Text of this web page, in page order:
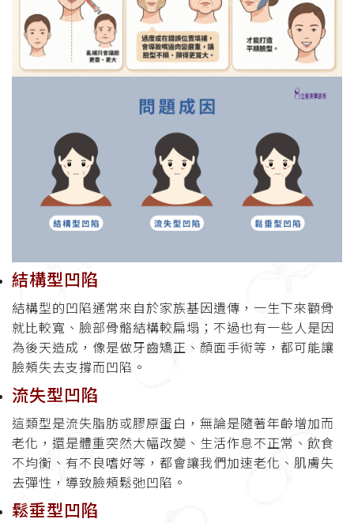
結構型凹陷
結構型的凹陷通常來自於家族基因遺傳，一生下來顴骨
就比較寬、臉部骨骼結構較扁塌；不過也有一些人是因
為後天造成，像是做牙齒矯正、顏面手術等，都可能讓
臉頰失去支撐而凹陷。
流失型凹陷
這類型是流失脂肪或膠原蛋白，無論是隨著年齡增加而
老化，還是體重突然大幅改變、生活作息不正常、飲食
不均衡、有不良嗜好等，都會讓我們加速老化、肌膚失
去彈性，導致臉頰鬆弛凹陷。
鬆垂型凹陷